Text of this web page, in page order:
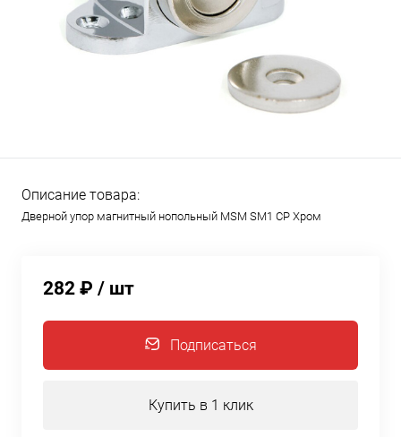
Описание товара:
Дверной упор магнитный нопольный MSM SM1 CP Хром
282 ₽ / шт
Подписаться
Купить в 1 клик